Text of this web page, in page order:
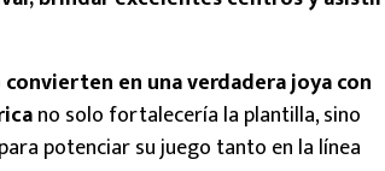
en una verdadera joya con
no solo fortalecería la plantilla, sino
potenciar su juego tanto en la línea